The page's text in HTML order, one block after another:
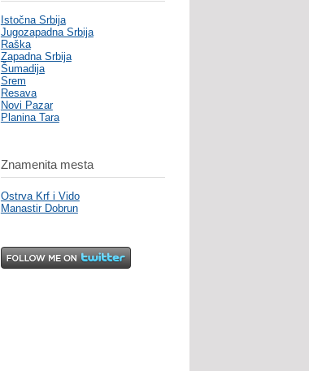
Istočna Srbija
Jugozapadna Srbija
Raška
Zapadna Srbija
Šumadija
Srem
Resava
Novi Pazar
Planina Tara
Znamenita mesta
Ostrva Krf i Vido
Manastir Dobrun